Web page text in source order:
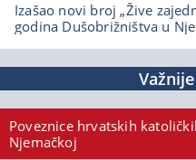
Izašao novi broj „Žive
godina Dušobrižništva u
Poveznice hrvatskih
Njemačkoj